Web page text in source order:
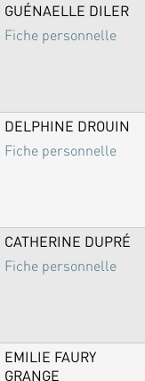
GUÉNAELLE DILER
Fiche personnelle
DELPHINE DROUIN
Fiche personnelle
CATHERINE DUPRÉ
Fiche personnelle
EMILIE FAURY
GRANGE